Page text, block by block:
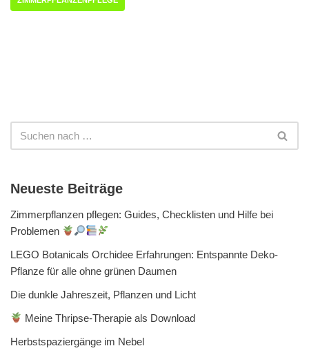
Neueste Beiträge
Zimmerpflanzen pflegen: Guides, Checklisten und Hilfe bei
Problemen
LEGO Botanicals Orchidee Erfahrungen: Entspannte Deko-
Pflanze für alle ohne grünen Daumen
Die dunkle Jahreszeit, Pflanzen und Licht
Meine Thripse-Therapie als Download
Herbstspaziergänge im Nebel